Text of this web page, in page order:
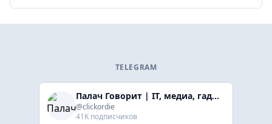
TELEGRAM
Палач Говорит | IT, медиа, гaджеты, скидки
@clickordie
41K подписчиков